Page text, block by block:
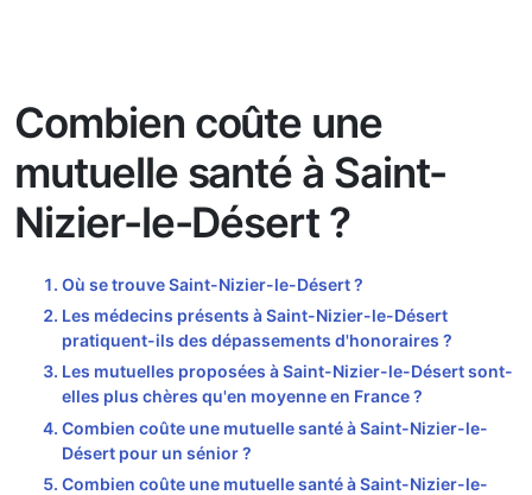
Combien coûte une
mutuelle santé à Saint-
Nizier-le-Désert ?
Où se trouve Saint-Nizier-le-Désert ?
Les médecins présents à Saint-Nizier-le-Désert
pratiquent-ils des dépassements d'honoraires ?
Les mutuelles proposées à Saint-Nizier-le-Désert sont-
elles plus chères qu'en moyenne en France ?
Combien coûte une mutuelle santé à Saint-Nizier-le-
Désert pour un sénior ?
Combien coûte une mutuelle santé à Saint-Nizier-le-